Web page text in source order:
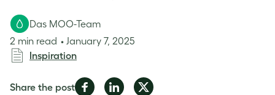
Das MOO-Team
2 min read
January 7, 2025
Inspiration
Share the postShare Share Share